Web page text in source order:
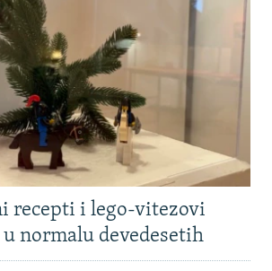
recepti i lego-vitezovi
normalu devedesetih